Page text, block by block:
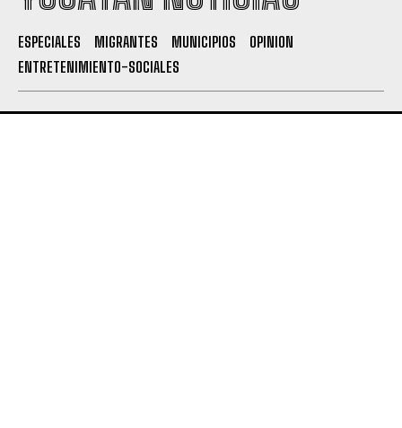
ESPECIALES MIGRANTES MUNICIPIOS
OPINION
ENTRETENIMIENTO-SOCIALES